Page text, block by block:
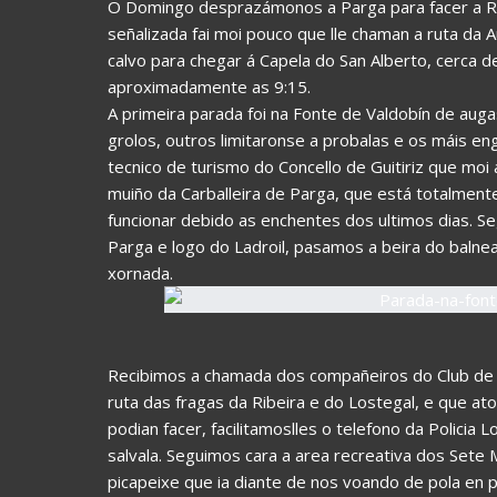
O Domingo desprazámonos a Parga para facer a
señalizada fai moi pouco que lle chaman a ruta da
calvo para chegar á Capela do San Alberto, cerca
aproximadamente as 9:15.
A primeira parada foi na Fonte de Valdobín de
grolos, outros limitaronse a probalas e os máis
tecnico de turismo do Concello de Guitiriz que
muiño da Carballeira de Parga, que está
funcionar debido as enchentes dos ultimos dias.
Parga e logo do Ladroil, pasamos a beira do
xornada.
Recibimos a chamada dos compañeiros do Club
ruta das fragas da Ribeira e do Lostegal, e que
podian facer, facilitamoslles o telefono da Policia
salvala. Seguimos cara a area recreativa dos
picapeixe que ia diante de nos voando de pola en